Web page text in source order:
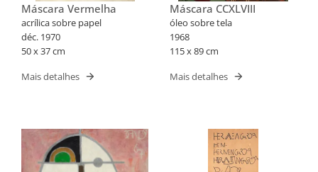
Máscara Vermelha
acrílica sobre papel
déc. 1970
50 x 37 cm
Mais detalhes
Máscara CCXLVIII
óleo sobre tela
1968
115 x 89 cm
Mais detalhes